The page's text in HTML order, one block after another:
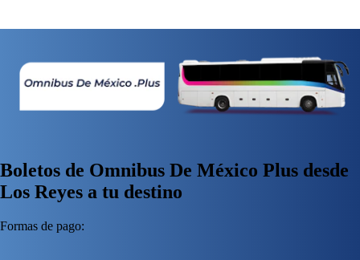
Boletos de Omnibus De México Plus desde
Los Reyes a tu destino
Formas de pago: